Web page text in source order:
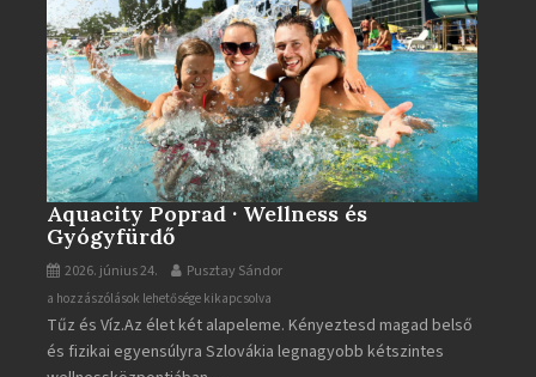
Aquacity Poprad · Wellness és
Gyógyfürdő
2026. június 24. Pusztay Sándor
Aquacity
Poprad
·
a hozzászólások lehetősége kikapcsolva
Tűz és Víz.Az élet két alapeleme. Kényeztesd magad belső
és fizikai egyensúlyra Szlovákia legnagyobb kétszintes